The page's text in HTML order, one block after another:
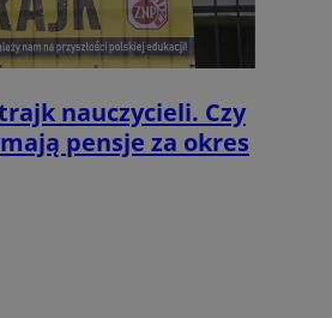
nauczycieli. Czy
pensje za okres